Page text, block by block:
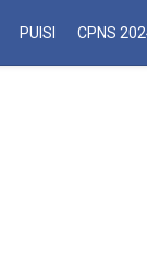
PUISI CPNS